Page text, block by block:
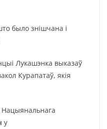
было знішчана і
Лукашэнка выказаў
Курапатаў, якія
Нацыянальнага
у